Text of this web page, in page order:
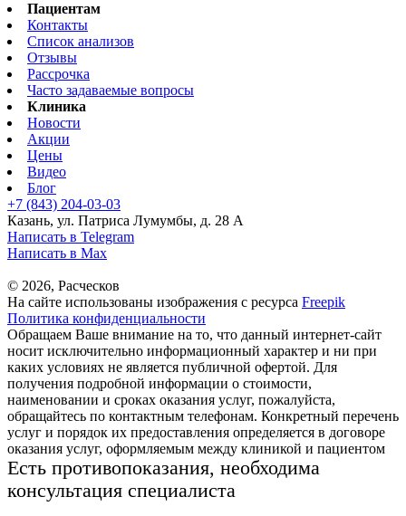
Пациентам
Контакты
Список анализов
Отзывы
Рассрочка
Часто задаваемые вопросы
Клиника
Новости
Акции
Цены
Видео
Блог
+7 (843) 204-03-03
Казань, ул. Патриса Лумумбы, д. 28 А
Написать в Telegram
Написать в Max
© 2026, Расческов
На сайте использованы изображения с ресурса Freepik
Политика конфиденциальности
Обращаем Ваше внимание на то, что данный интернет-сайт
носит исключительно информационный характер и ни при
каких условиях не является публичной офертой. Для
получения подробной информации о стоимости,
наименовании и сроках оказания услуг, пожалуйста,
обращайтесь по контактным телефонам. Конкретный перечень
услуг и порядок их предоставления определяется в договоре
оказания услуг, оформляемым между клиникой и пациентом
Есть противопоказания, необходима
консультация специалиста